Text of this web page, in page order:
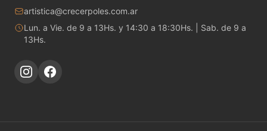
Patas de gallo
Pigmentos Bajo Cubierta
artistica@crecerpoles.com.ar
Lun. a Vie. de 9 a 13Hs. y 14:30 a 18:30Hs. | Sab. de 9 a
13Hs.